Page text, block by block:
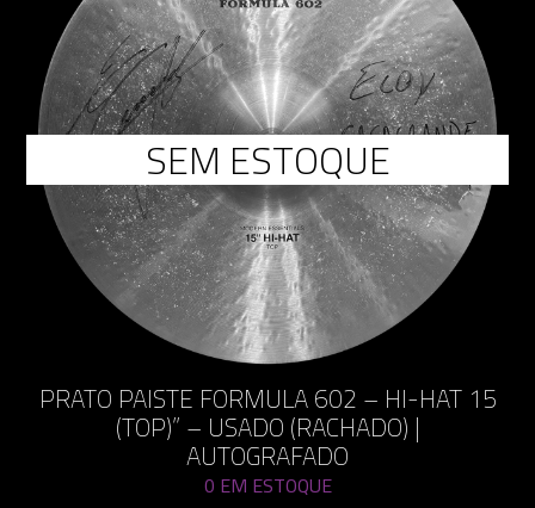
SEM ESTOQUE
PRATO PAISTE FORMULA 602 – HI-HAT 15
(TOP)” – USADO (RACHADO) |
AUTOGRAFADO
0 EM ESTOQUE